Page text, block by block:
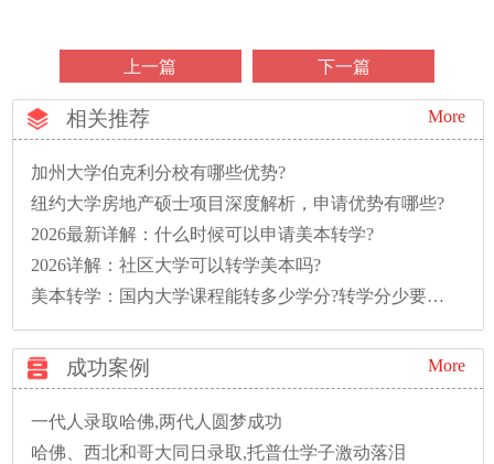
上一篇 下一篇
相关推荐 More
加州大学伯克利分校有哪些优势?
纽约大学房地产硕士项目深度解析，申请优势有哪些?
2026最新详解：什么时候可以申请美本转学?
2026详解：社区大学可以转学美本吗?
美本转学：国内大学课程能转多少学分?转学分少要多读一年怎么办?
成功案例 More
一代人录取哈佛,两代人圆梦成功
哈佛、西北和哥大同日录取,托普仕学子激动落泪